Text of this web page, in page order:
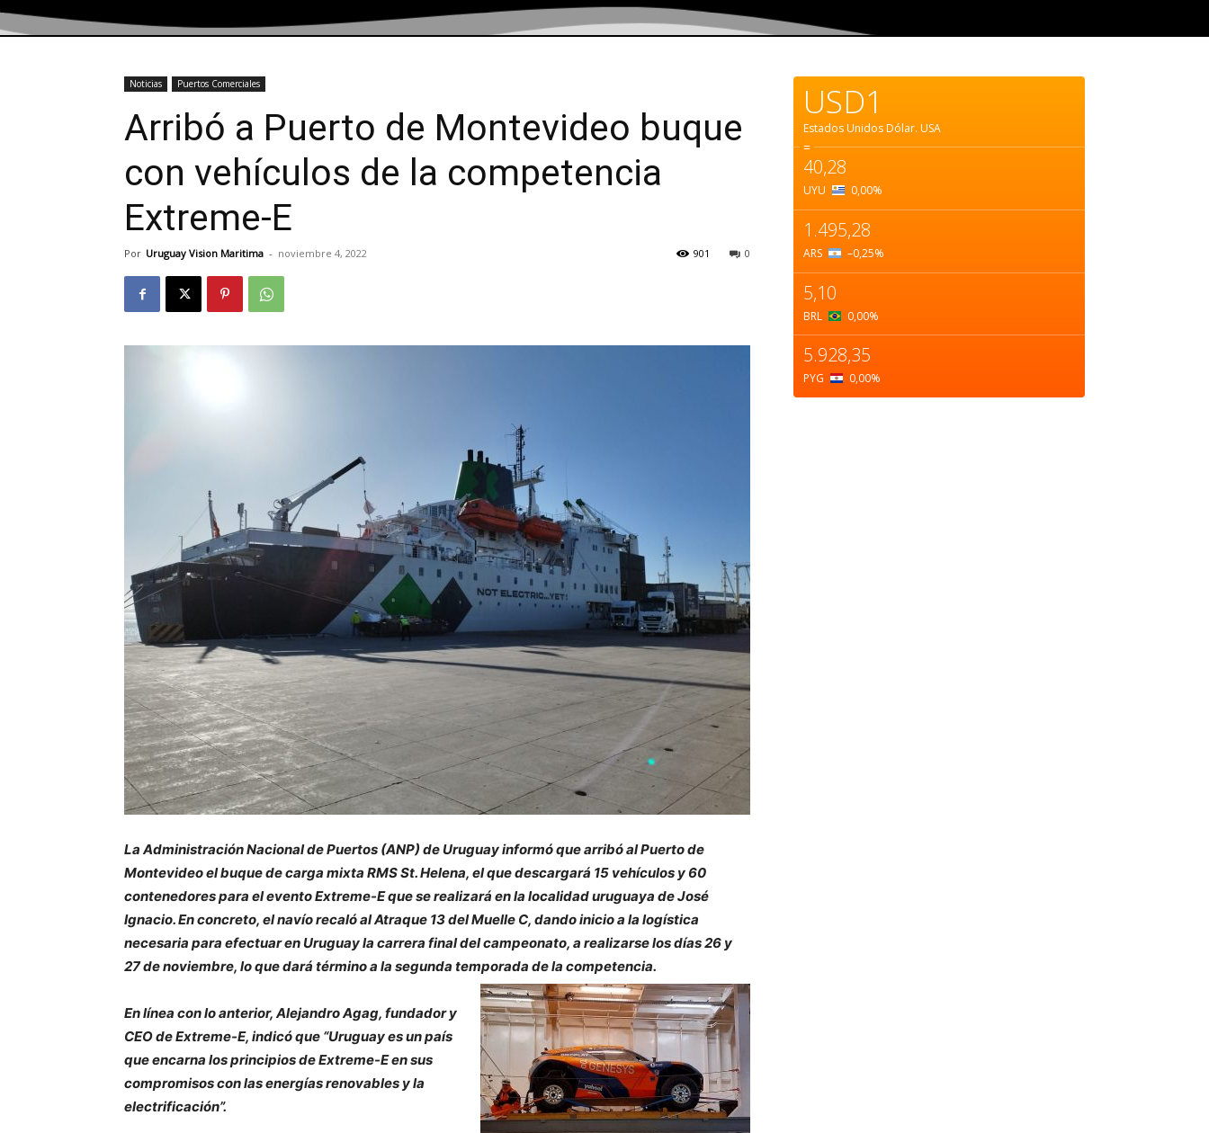
Noticias Puertos Comerciales
Arribó a Puerto de Montevideo buque
con vehículos de la competencia
Extreme-E
Por Uruguay Vision Maritima - noviembre 4, 2022 0
901
La Administración Nacional de Puertos (ANP) de Uruguay informó que arribó al Puerto de
Montevideo el buque de carga mixta RMS St. Helena, el que descargará 15 vehículos y 60
contenedores para el evento Extreme-E que se realizará en la localidad uruguaya de José
Ignacio. En concreto, el navío recaló al Atraque 13 del Muelle C, dando inicio a la logística
necesaria para efectuar en Uruguay la carrera final del campeonato, a realizarse los días 26 y
27 de noviembre, lo que dará término a la segunda temporada de la competencia.
En línea con lo anterior, Alejandro Agag, fundador y
CEO de Extreme-E, indicó que “Uruguay es un país
que encarna los principios de Extreme-E en sus
compromisos con las energías renovables y la
electrificación”.
USD1
Estados Unidos Dólar. USA
=
40,28
UYU 0,00%
1.495,28
ARS –0,25%
5,10
BRL 0,00%
5.928,35
PYG 0,00%